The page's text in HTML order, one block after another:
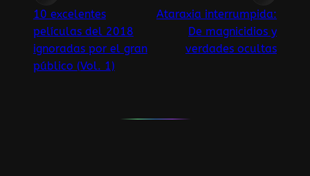
10 excelentes
películas del 2018
ignoradas por el gran
público (Vol. 1)
Ataraxia interrumpida:
De magnicidios y
verdades ocultas